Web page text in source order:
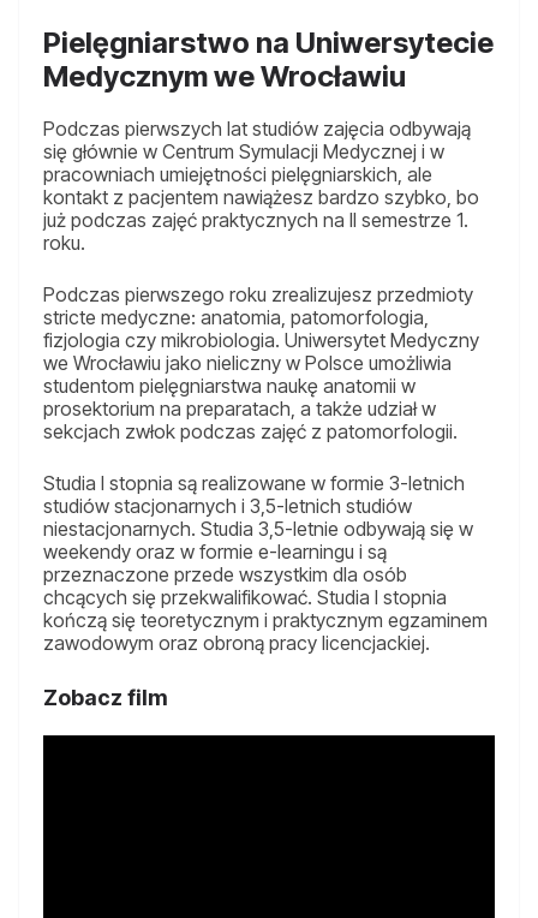
Pielęgniarstwo na Uniwersytecie
Medycznym we Wrocławiu
Podczas pierwszych lat studiów zajęcia odbywają
się głównie w Centrum Symulacji Medycznej i w
pracowniach umiejętności pielęgniarskich, ale
kontakt z pacjentem nawiążesz bardzo szybko, bo
już podczas zajęć praktycznych na II semestrze 1.
roku.
Podczas pierwszego roku zrealizujesz przedmioty
stricte medyczne: anatomia, patomorfologia,
fizjologia czy mikrobiologia. Uniwersytet Medyczny
we Wrocławiu jako nieliczny w Polsce umożliwia
studentom pielęgniarstwa naukę anatomii w
prosektorium na preparatach, a także udział w
sekcjach zwłok podczas zajęć z patomorfologii.
Studia I stopnia są realizowane w formie 3-letnich
studiów stacjonarnych i 3,5-letnich studiów
niestacjonarnych. Studia 3,5-letnie odbywają się w
weekendy oraz w formie e-learningu i są
przeznaczone przede wszystkim dla osób
chcących się przekwalifikować. Studia I stopnia
kończą się teoretycznym i praktycznym egzaminem
zawodowym oraz obroną pracy licencjackiej.
Zobacz film